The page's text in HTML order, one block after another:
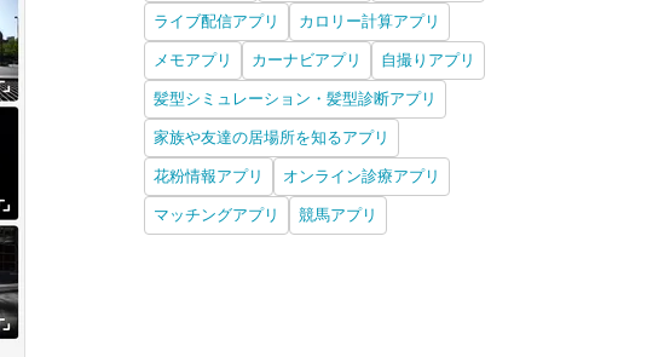
ライブ配信アプリ カロリー計算アプリ
メモアプリ カーナビアプリ 自撮りアプリ
髪型シミュレーション・髪型診断アプリ
家族や友達の居場所を知るアプリ
花粉情報アプリ オンライン診療アプリ
マッチングアプリ 競馬アプリ